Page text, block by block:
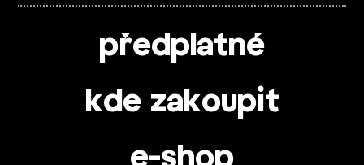
předplatné
kde zakoupit